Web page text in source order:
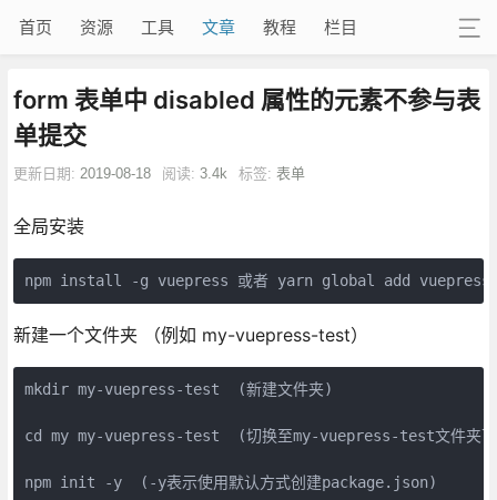
首页 资源 工具 文章 教程 栏目
form 表单中 disabled 属性的元素不参与表
单提交
更新日期: 2019-08-18 阅读: 3.4k 标签: 表单
全局安装
npm install -g vuepress 或者 yarn global add vuepress
新建一个文件夹 （例如 my-vuepress-test）
mkdir my-vuepress-test  (新建文件夹)
cd my my-vuepress-test  (切换至my-vuepress-test文件夹